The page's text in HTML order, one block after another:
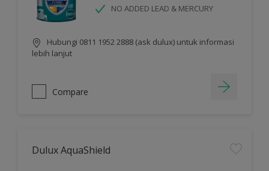
NO ADDED LEAD & MERCURY
Hubungi 0811 1952 2888 (ask dulux) untuk informasi
lebih lanjut
Compare
Dulux AquaShield